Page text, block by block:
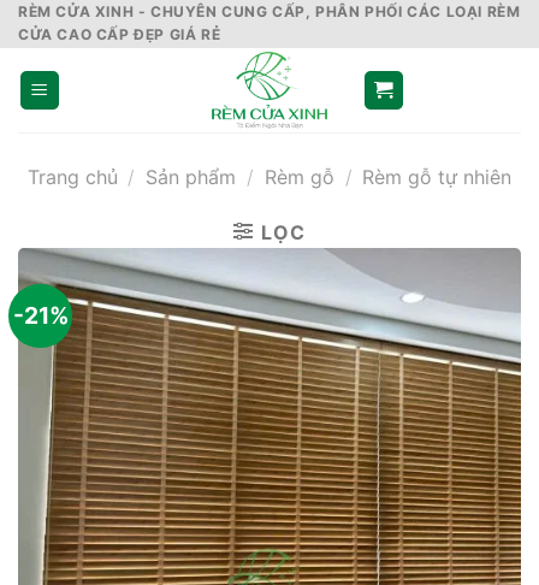
Skip
to
content
RÈM CỬA XINH - CHUYÊN CUNG CẤP, PHÂN PHỐI CÁC LOẠI RÈM
CỬA CAO CẤP ĐẸP GIÁ RẺ
Trang chủ / Sản phẩm / Rèm gỗ / Rèm gỗ tự nhiên
LỌC
-21%